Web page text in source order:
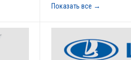
Показать все →